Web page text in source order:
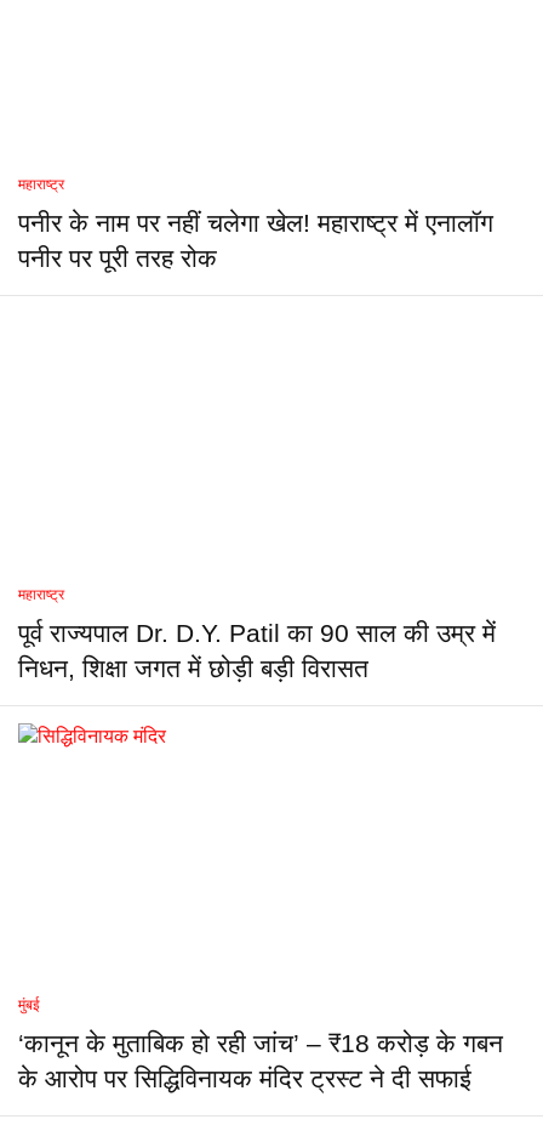
महाराष्ट्र
पनीर के नाम पर नहीं चलेगा खेल! महाराष्ट्र में एनालॉग
पनीर पर पूरी तरह रोक
महाराष्ट्र
पूर्व राज्यपाल Dr. D.Y. Patil का 90 साल की उम्र में
निधन, शिक्षा जगत में छोड़ी बड़ी विरासत
मुंबई
‘कानून के मुताबिक हो रही जांच’ – ₹18 करोड़ के गबन
के आरोप पर सिद्धिविनायक मंदिर ट्रस्ट ने दी सफाई